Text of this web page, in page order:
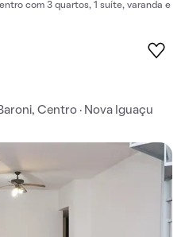
com 3 quartos, 1 suíte, varanda e
Centro · Nova Iguaçu